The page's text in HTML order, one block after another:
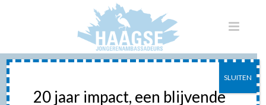
ESCAMP FESTIVAL
20 jaar impact, een blijvende
SLUITEN